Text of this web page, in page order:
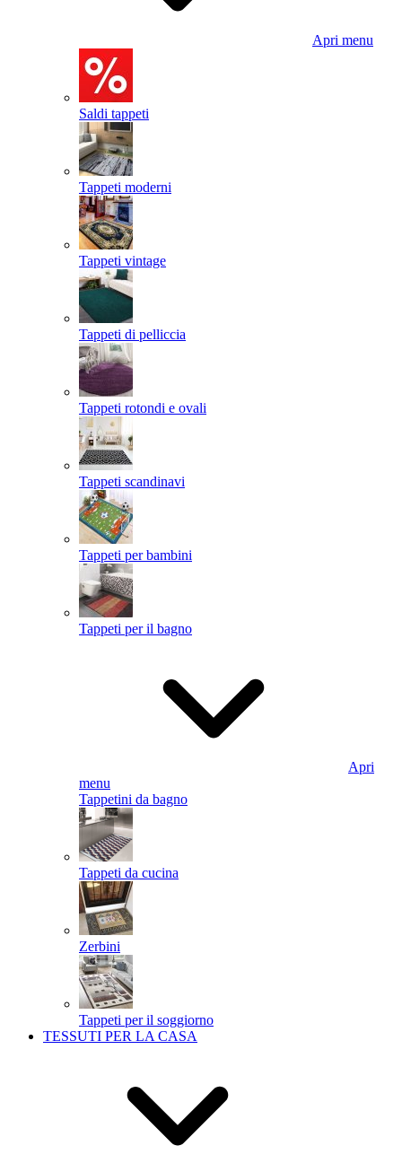
Apri menu
Saldi tappeti
Tappeti moderni
Tappeti vintage
Tappeti di pelliccia
Tappeti rotondi e ovali
Tappeti scandinavi
Tappeti per bambini
Tappeti per il bagno
Apri
menu
Tappetini da bagno
Tappeti da cucina
Zerbini
Tappeti per il soggiorno
TESSUTI PER LA CASA